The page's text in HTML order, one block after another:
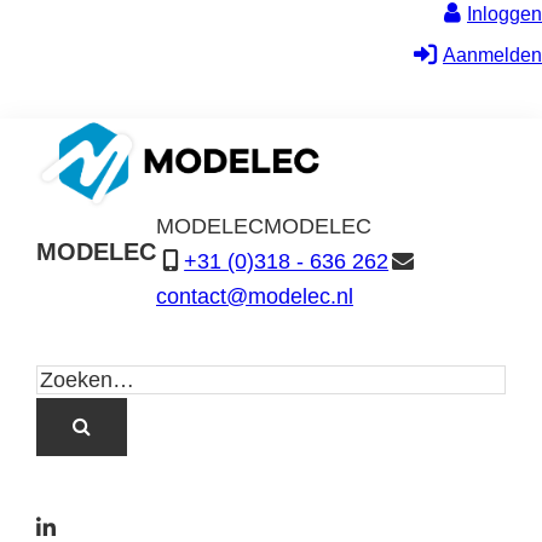
Inloggen
Aanmelden
MODELEC
MODELECMODELEC
+31 (0)318 - 636 262
contact@modelec.nl
L